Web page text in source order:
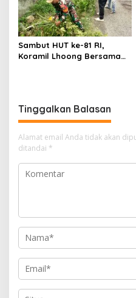
Sambut HUT ke-81 RI,
Koramil Lhoong Bersama
Tinggalkan Balasan
Alamat email Anda tidak akan
ditandai *